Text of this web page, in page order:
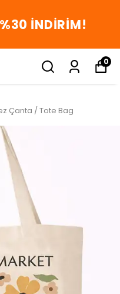
İNDİRİM!
0
Çanta / Tote Bag